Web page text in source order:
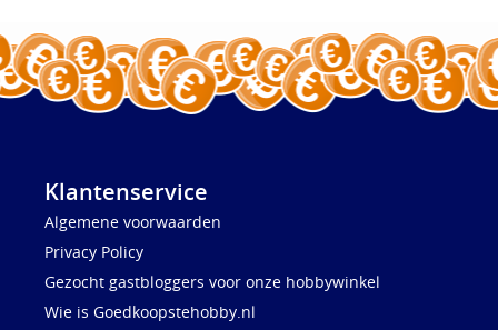
Klantenservice
Algemene voorwaarden
Privacy Policy
Gezocht gastbloggers voor onze hobbywinkel
Wie is Goedkoopstehobby.nl